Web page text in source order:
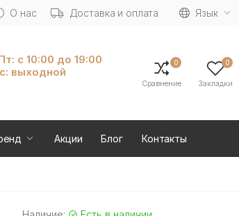
О нас Доставка и оплата Язык
с 10:00 до 19:00
выходной
0
Сравнение
0
Закладки
Акции Блог Контакты